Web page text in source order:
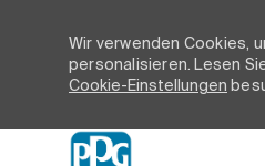
Wir verwenden Cookies,
personalisieren. Lesen
Cookie-Einstellungen